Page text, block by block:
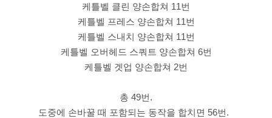
케틀벨 클린 양손합쳐 11번
케틀벨 프레스 양손합쳐 11번
케틀벨 스내치 양손합쳐 11번
케틀벨 오버헤드 스쿼트 양손합쳐 6번
케틀벨 겟업 양손합쳐 2번
총 49번.
도중에 손바꿀 때 포함되는 동작을 합치면 56번.